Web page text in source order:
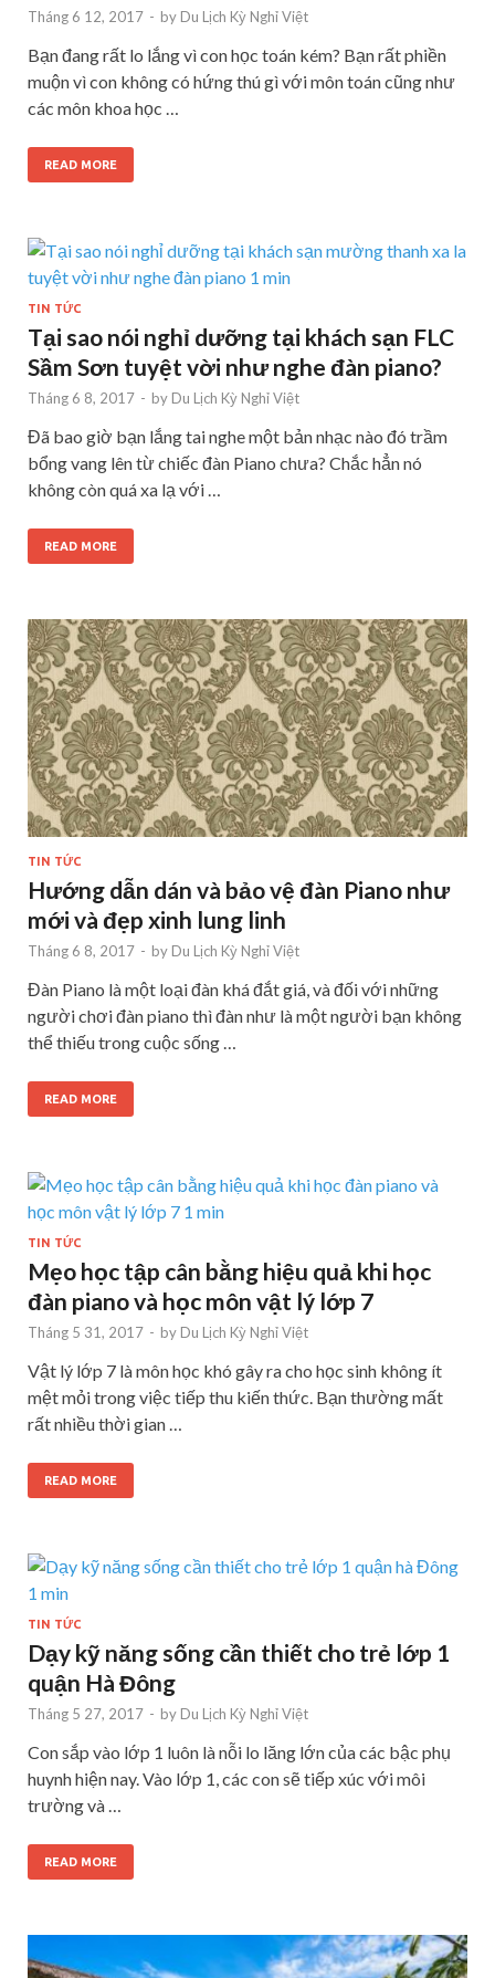
Tháng 6 12, 2017 - by Du Lịch Kỳ Nghỉ Việt
Bạn đang rất lo lắng vì con học toán kém? Bạn rất phiền
muộn vì con không có hứng thú gì với môn toán cũng như
các môn khoa học …
READ MORE
TIN TỨC
Tại sao nói nghỉ dưỡng tại khách sạn FLC
Sầm Sơn tuyệt vời như nghe đàn piano?
Tháng 6 8, 2017 - by Du Lịch Kỳ Nghỉ Việt
Đã bao giờ bạn lắng tai nghe một bản nhạc nào đó trầm
bổng vang lên từ chiếc đàn Piano chưa? Chắc hẳn nó
không còn quá xa lạ với …
READ MORE
TIN TỨC
Hướng dẫn dán và bảo vệ đàn Piano như
mới và đẹp xinh lung linh
Tháng 6 8, 2017 - by Du Lịch Kỳ Nghỉ Việt
Đàn Piano là một loại đàn khá đắt giá, và đối với những
người chơi đàn piano thì đàn như là một người bạn không
thể thiếu trong cuộc sống …
READ MORE
TIN TỨC
Mẹo học tập cân bằng hiệu quả khi học
đàn piano và học môn vật lý lớp 7
Tháng 5 31, 2017 - by Du Lịch Kỳ Nghỉ Việt
Vật lý lớp 7 là môn học khó gây ra cho học sinh không ít
mệt mỏi trong việc tiếp thu kiến thức. Bạn thường mất
rất nhiều thời gian …
READ MORE
TIN TỨC
Dạy kỹ năng sống cần thiết cho trẻ lớp 1
quận Hà Đông
Tháng 5 27, 2017 - by Du Lịch Kỳ Nghỉ Việt
Con sắp vào lớp 1 luôn là nỗi lo lăng lớn của các bậc phụ
huynh hiện nay. Vào lớp 1, các con sẽ tiếp xúc với môi
trường và …
READ MORE